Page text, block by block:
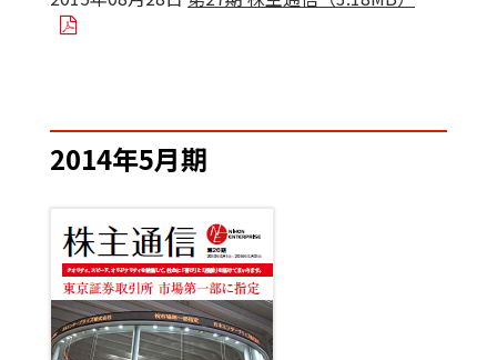
2014年5月期